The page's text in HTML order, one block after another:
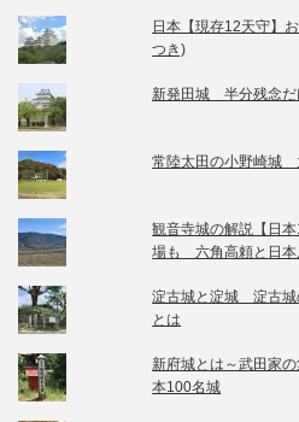
日本【現存12天守】
つき)
新発田城 半分残念だ
常陸太田の小野崎城
観音寺城の解説【日
場も 六角高頼と日本
淀古城と淀城 淀古
とは
新府城とは～武田家
本100名城